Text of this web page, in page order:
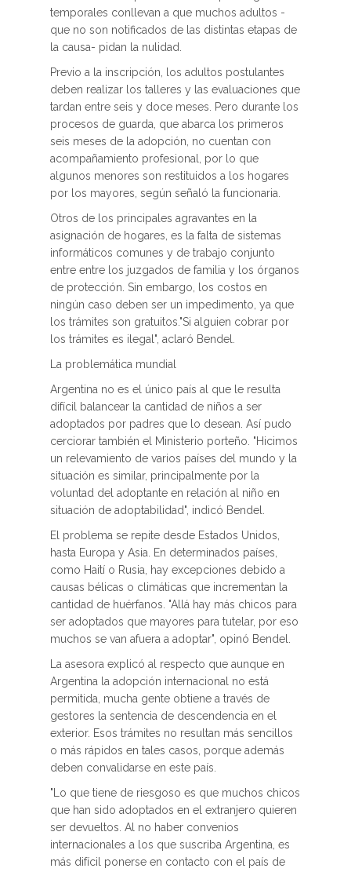
temporales conllevan a que muchos adultos -
que no son notificados de las distintas etapas de
la causa- pidan la nulidad.
Previo a la inscripción, los adultos postulantes
deben realizar los talleres y las evaluaciones que
tardan entre seis y doce meses. Pero durante los
procesos de guarda, que abarca los primeros
seis meses de la adopción, no cuentan con
acompañamiento profesional, por lo que
algunos menores son restituidos a los hogares
por los mayores, según señaló la funcionaria.
Otros de los principales agravantes en la
asignación de hogares, es la falta de sistemas
informáticos comunes y de trabajo conjunto
entre entre los juzgados de familia y los órganos
de protección. Sin embargo, los costos en
ningún caso deben ser un impedimento, ya que
los trámites son gratuitos."Si alguien cobrar por
los trámites es ilegal", aclaró Bendel.
La problemática mundial
Argentina no es el único país al que le resulta
difícil balancear la cantidad de niños a ser
adoptados por padres que lo desean. Así pudo
cerciorar también el Ministerio porteño. "Hicimos
un relevamiento de varios países del mundo y la
situación es similar, principalmente por la
voluntad del adoptante en relación al niño en
situación de adoptabilidad", indicó Bendel.
El problema se repite desde Estados Unidos,
hasta Europa y Asia. En determinados países,
como Haití o Rusia, hay excepciones debido a
causas bélicas o climáticas que incrementan la
cantidad de huérfanos. "Allá hay más chicos para
ser adoptados que mayores para tutelar, por eso
muchos se van afuera a adoptar", opinó Bendel.
La asesora explicó al respecto que aunque en
Argentina la adopción internacional no está
permitida, mucha gente obtiene a través de
gestores la sentencia de descendencia en el
exterior. Esos trámites no resultan más sencillos
o más rápidos en tales casos, porque además
deben convalidarse en este país.
"Lo que tiene de riesgoso es que muchos chicos
que han sido adoptados en el extranjero quieren
ser devueltos. Al no haber convenios
internacionales a los que suscriba Argentina, es
más difícil ponerse en contacto con el país de